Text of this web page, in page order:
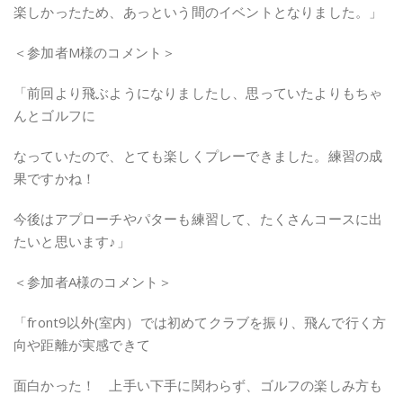
楽しかったため、あっという間のイベントとなりました。」
＜参加者M様のコメント＞
「前回より飛ぶようになりましたし、思っていたよりもちゃ
んとゴルフに
なっていたので、とても楽しくプレーできました。練習の成
果ですかね！
今後はアプローチやパターも練習して、たくさんコースに出
たいと思います♪」
＜参加者A様のコメント＞
「front9以外(室内）では初めてクラブを振り、飛んで行く方
向や距離が実感できて
面白かった！ 上手い下手に関わらず、ゴルフの楽しみ方も